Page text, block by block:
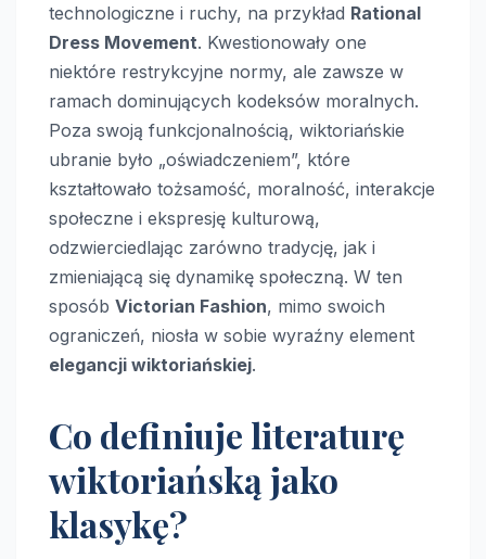
technologiczne i ruchy, na przykład Rational
Dress Movement. Kwestionowały one
niektóre restrykcyjne normy, ale zawsze w
ramach dominujących kodeksów moralnych.
Poza swoją funkcjonalnością, wiktoriańskie
ubranie było „oświadczeniem”, które
kształtowało tożsamość, moralność, interakcje
społeczne i ekspresję kulturową,
odzwierciedlając zarówno tradycję, jak i
zmieniającą się dynamikę społeczną. W ten
sposób Victorian Fashion, mimo swoich
ograniczeń, niosła w sobie wyraźny element
elegancji wiktoriańskiej.
Co definiuje literaturę
wiktoriańską jako
klasykę?